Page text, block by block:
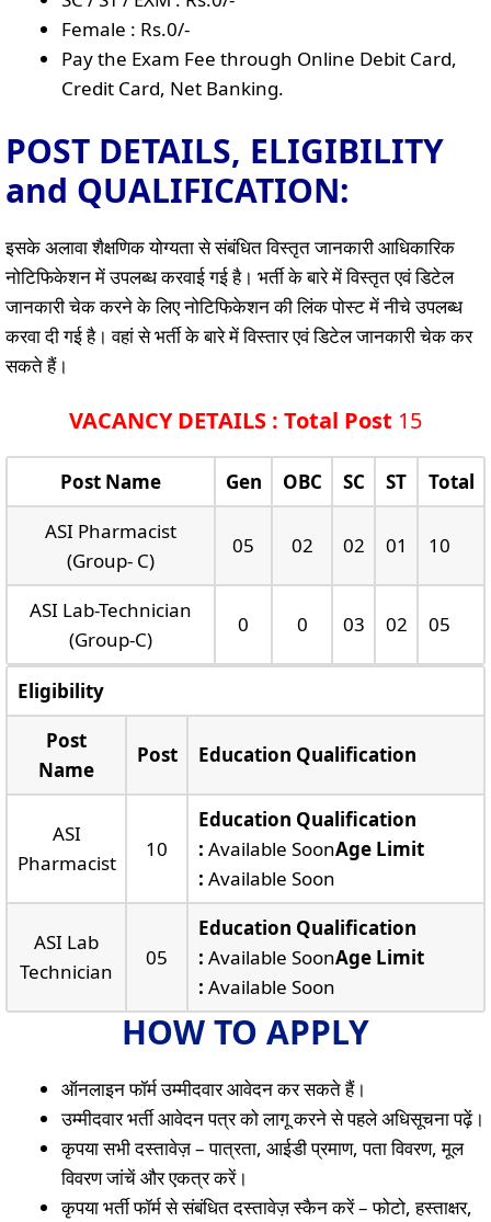
Female : Rs.0/-
Pay the Exam Fee through Online Debit Card,
Credit Card, Net Banking.
POST DETAILS, ELIGIBILITY
and QUALIFICATION:
इसके अलावा शैक्षणिक योग्यता से संबंधित विस्तृत जानकारी आधिकारिक
नोटिफिकेशन में उपलब्ध करवाई गई है। भर्ती के बारे में विस्तृत एवं डिटेल
जानकारी चेक करने के लिए नोटिफिकेशन की लिंक पोस्ट में नीचे उपलब्ध
करवा दी गई है। वहां से भर्ती के बारे में विस्तार एवं डिटेल जानकारी चेक कर
सकते हैं।
VACANCY DETAILS : Total Post 15
Post Name Gen OBC SC ST
Total
ASI Pharmacist
(Group- C)
05 02 02 01 10
ASI Lab-Technician
(Group-C)
0 0 03 02 05
Eligibility
Post
Name
Post Education Qualification
ASI
Pharmacist
10
Education Qualification
: Available SoonAge Limit
: Available Soon
ASI Lab
Technician
05
Education Qualification
: Available SoonAge Limit
: Available Soon
HOW TO APPLY
ऑनलाइन फॉर्म उम्मीदवार आवेदन कर सकते हैं।
उम्मीदवार भर्ती आवेदन पत्र को लागू करने से पहले अधिसूचना पढ़ें।
कृपया सभी दस्तावेज़ – पात्रता, आईडी प्रमाण, पता विवरण, मूल
विवरण जांचें और एकत्र करें।
कृपया भर्ती फॉर्म से संबंधित दस्तावेज़ स्कैन करें – फोटो, हस्ताक्षर,